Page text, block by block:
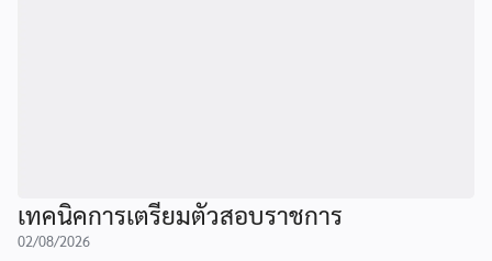
เทคนิคการเตรียมตัวสอบราชการ
02/08/2026